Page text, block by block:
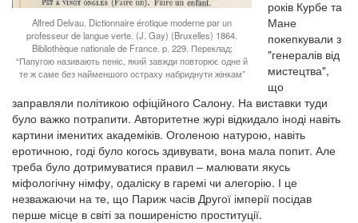
Alfred Delvau. Dictionnaire érotique moderne par un
professeur de langue verte. (J. Gay) (Bruxelles) 1864.
Bibliothèque nationale de France. p. 229. Переклад:
“Папугою називають пеніс, який завжди повторює одне й
те ж саме без найменшого остраху набриднути жінкам”
років Курбе та
Мане
покепкували з
"генералів від
мистецтва",
що
заправляли політикою офіційного Салону. На виставки туди
було важко потрапити. Авторитетне журі відкидало іноді навіть
картини іменитих академіків. Оголеною натурою, навіть
еротичною, годі було когось здивувати, вона мала попит. Але
треба було дотримуватися правил – малювати якусь
міфологічну німфу, одаліску в гаремі чи алегорію. І це
незважаючи на те, що Париж часів Другої імперії посідав
перше місце в світі за поширеністю проституції.